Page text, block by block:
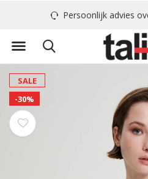
Persoonlijk advies
SALE
-30%